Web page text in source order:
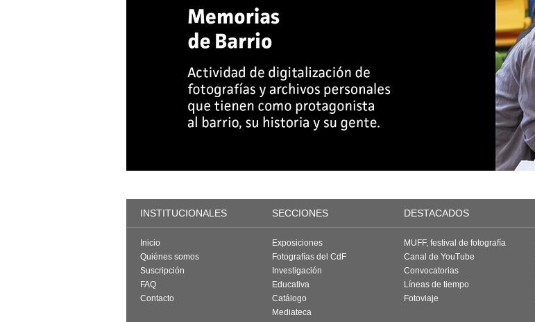
INSTITUCIONALES SECCIONES DESTACADOS
Inicio
Quiénes somos
Suscripción
FAQ
Contacto
Exposiciones
Fotografías del CdF
Investigación
Educativa
Catálogo
Mediateca
MUFF, festival de fotografía
Canal de YouTube
Convocatorias
Líneas de tiempo
Fotoviaje